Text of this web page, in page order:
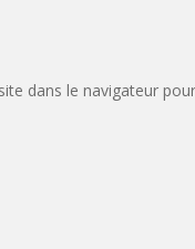
dans le navigateur